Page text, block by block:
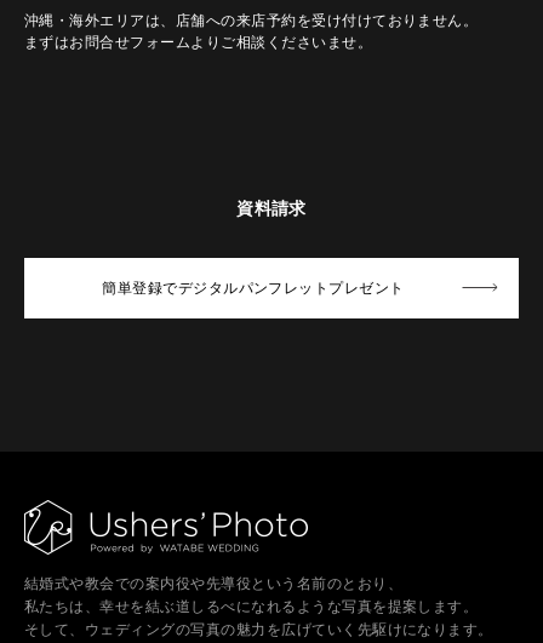
沖縄・海外エリアは、店舗への来店予約を受け付けておりません。
まずはお問合せフォームよりご相談くださいませ。
資料請求
簡単登録でデジタルパンフレットプレゼント
結婚式や教会での案内役や先導役という名前のとおり、
私たちは、幸せを結ぶ道しるべになれるような写真を提案します。
そして、ウェディングの写真の魅力を広げていく先駆けになります。